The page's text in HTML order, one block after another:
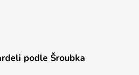
podle Šroubka